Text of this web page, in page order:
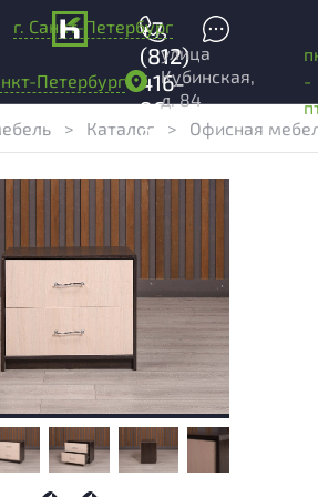
г. Санкт-Петербург
+7
(812)
416-
96-
99
Петербург
улица
Кубинская,
д. 84
-
> Каталог > Офисная
незначительные
не влияющие на
использования
износа